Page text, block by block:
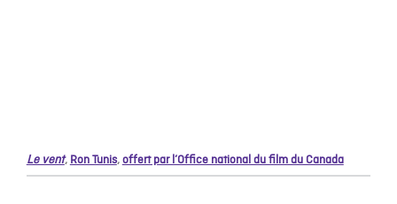
Le vent, Ron Tunis,offert par l’Office national du film du Canada